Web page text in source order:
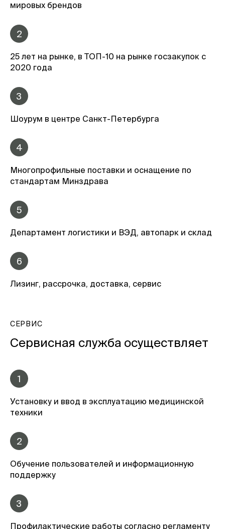
мировых брендов
2
25 лет на рынке, в ТОП-10 на рынке госзакупок с
2020 года
3
Шоурум в центре Санкт-Петербурга
4
Многопрофильные поставки и оснащение по
стандартам Минздрава
5
Департамент логистики и ВЭД, автопарк и склад
6
Лизинг, рассрочка, доставка, сервис
СЕРВИС
Сервисная служба осуществляет
1
Установку и ввод в эксплуатацию медицинской
техники
2
Обучение пользователей и информационную
поддержку
3
Профилактические работы согласно регламенту